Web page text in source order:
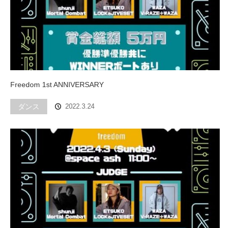
Freedom 1st ANNIVERSARY
ダンス 2022.3.24